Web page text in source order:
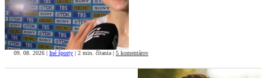
09. 08. 2026 Iné športy 2 min. čítania 5 komentárov